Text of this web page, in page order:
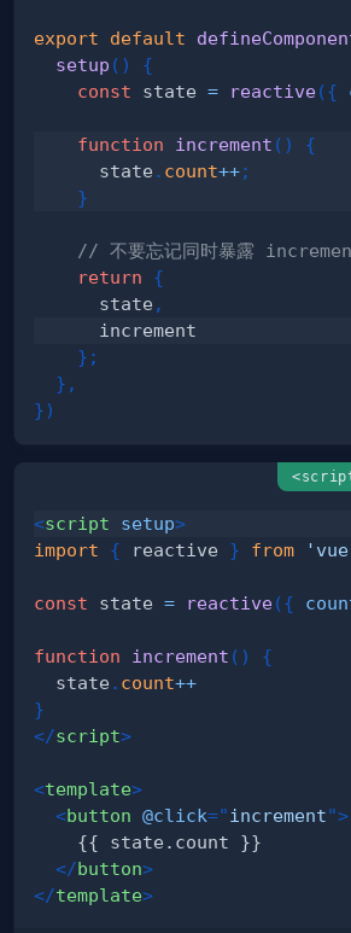
export default
setup ( )
{
const state = reactive({
function increment ( )
{
      state
. count++;
}
// 不要忘记同时暴露
return
{
      state
,
} ;
} ,
})
<script setup>
import
{ reactive } from
const state = reactive({
function increment ( )
{
  state
. count++
}
</script>
<template>
<button @click="increment">
</button>
</template>